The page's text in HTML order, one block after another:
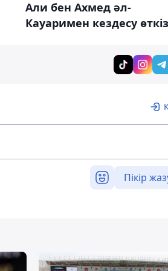
Али бен Ахмед әл-
Кауаримен кездесу
Пікір